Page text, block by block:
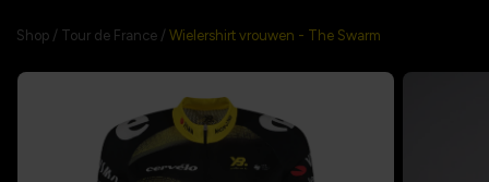
Shop / Tour de France / Wielershirt vrouwen - The Swarm